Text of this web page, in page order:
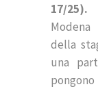
17/25).
della
una
pongono